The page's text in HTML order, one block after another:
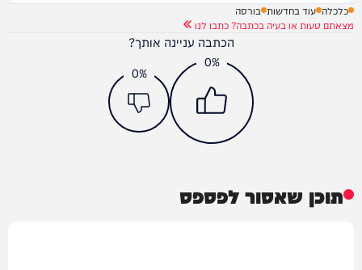
כלכלה עוד בחדשות בורסה
מצאתם טעות או בעיה בכתבה? כתבו לנו
הכתבה עניינה אותך?
0%
0%
תוכן שאסור לפספס